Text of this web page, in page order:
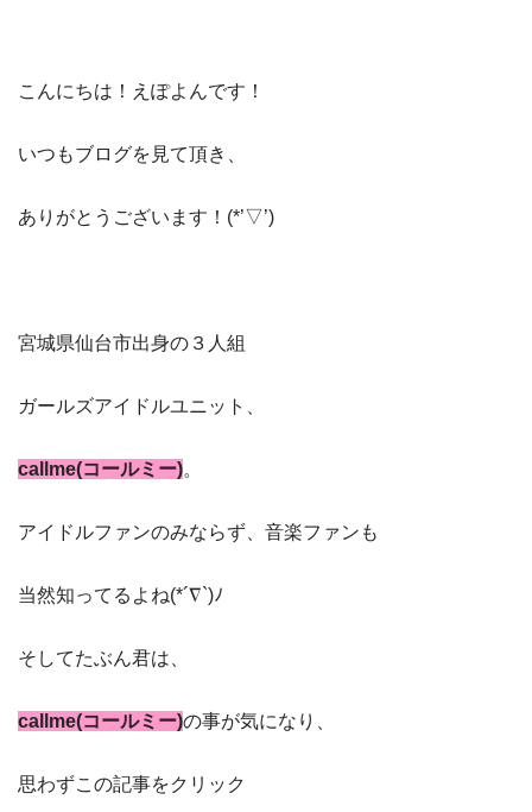
こんにちは！えぽよんです！
いつもブログを見て頂き、
ありがとうございます！(*’▽’)
宮城県仙台市出身の３人組
ガールズアイドルユニット、
callme(コールミー)。
アイドルファンのみならず、音楽ファンも
当然知ってるよね(*´∇`)ﾉ
そしてたぶん君は、
callme(コールミー)の事が気になり、
思わずこの記事をクリック